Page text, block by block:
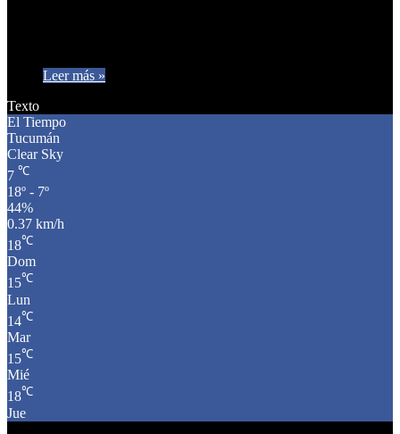
Leer más »
Texto
El Tiempo
Tucumán
Clear Sky
7 ℃
18º - 7º
44%
0.37 km/h
18℃
Dom
15℃
Lun
14℃
Mar
15℃
Mié
18℃
Jue